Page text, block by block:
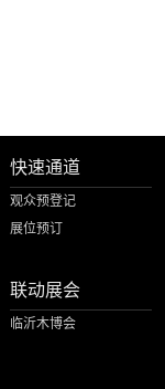
快速通道
观众预登记
展位预订
联动展会
临沂木博会